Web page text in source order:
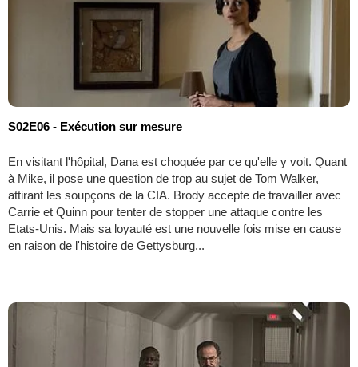
S02E06 - Exécution sur mesure
En visitant l'hôpital, Dana est choquée par ce qu'elle y voit. Quant
à Mike, il pose une question de trop au sujet de Tom Walker,
attirant les soupçons de la CIA. Brody accepte de travailler avec
Carrie et Quinn pour tenter de stopper une attaque contre les
Etats-Unis. Mais sa loyauté est une nouvelle fois mise en cause
en raison de l'histoire de Gettysburg...